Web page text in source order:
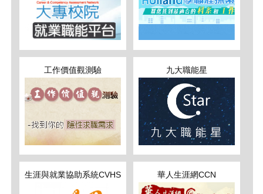
工作價值觀測驗 九大職能星
生涯與就業協助系統CVHS 華人生涯網CCN